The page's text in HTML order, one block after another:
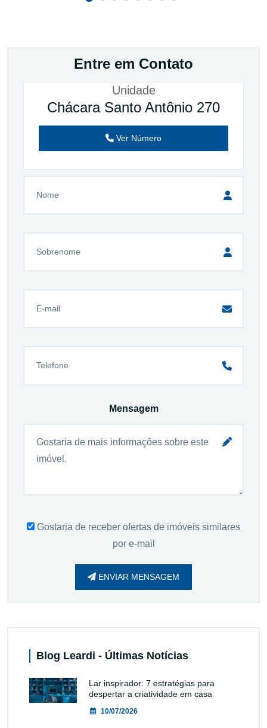
Entre em Contato
Unidade
Chácara Santo Antônio 270
Ver Número
Mensagem
Gostaria de receber ofertas de imóveis similares
por e-mail
ENVIAR MENSAGEM
Blog Leardi - Últimas Notícias
Lar inspirador: 7 estratégias para
despertar a criatividade em casa
10/07/2026